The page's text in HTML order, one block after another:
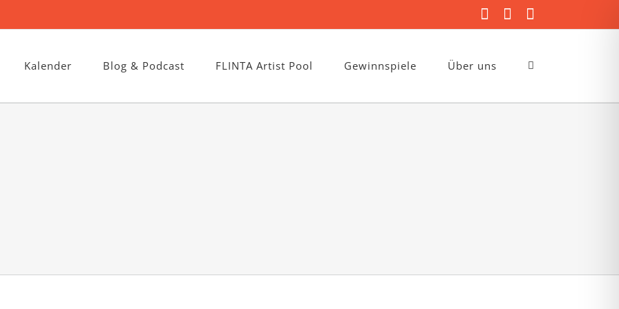
FacebookInstagram
Mail
Kalender Blog & Podcast FLINTA Artist Pool Gewinnspiele Über uns